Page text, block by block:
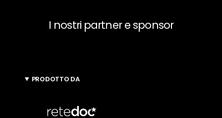
I nostri partner e sponsor
PRODOTTO DA